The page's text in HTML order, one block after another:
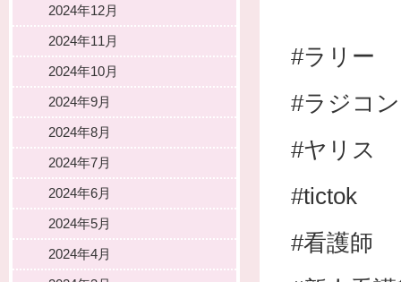
#ラリー
#ラジコン
#ヤリス
#tictok
#看護師
2024年12月
2024年11月
2024年10月
2024年9月
2024年8月
2024年7月
2024年6月
2024年5月
2024年4月